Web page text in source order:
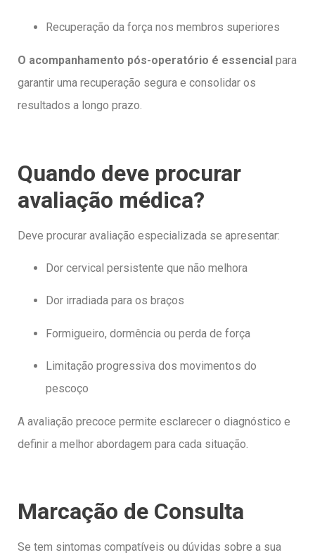
Recuperação da força nos membros superiores
O acompanhamento pós-operatório é essencial para
garantir uma recuperação segura e consolidar os
resultados a longo prazo.
Quando deve procurar
avaliação médica?
Deve procurar avaliação especializada se apresentar:
Dor cervical persistente que não melhora
Dor irradiada para os braços
Formigueiro, dormência ou perda de força
Limitação progressiva dos movimentos do
pescoço
A avaliação precoce permite esclarecer o diagnóstico e
definir a melhor abordagem para cada situação.
Marcação de Consulta
Se tem sintomas compatíveis ou dúvidas sobre a sua